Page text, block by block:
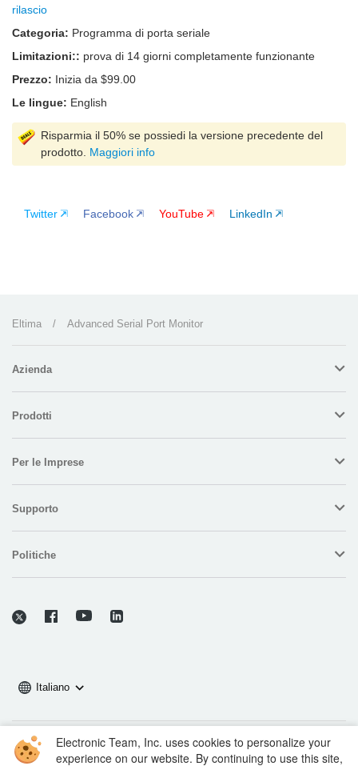
Electronic Team, Inc. uses cookies to personalize your
experience on our website. By continuing to use this site,
rilascio
Categoria: Programma di porta seriale
Limitazioni:: prova di 14 giorni completamente funzionante
Prezzo: Inizia da $99.00
Le lingue: English
Risparmia il 50% se possiedi la versione precedente del
prodotto. Maggiori info
Twitter Facebook YouTube LinkedIn
Eltima / Advanced Serial Port Monitor
Azienda
Prodotti
Per le Imprese
Supporto
Politiche
Italiano
Copyright © 2026 Electronic Team, Inc., suoi affiliati e licenziatari.
Informazioni legali.